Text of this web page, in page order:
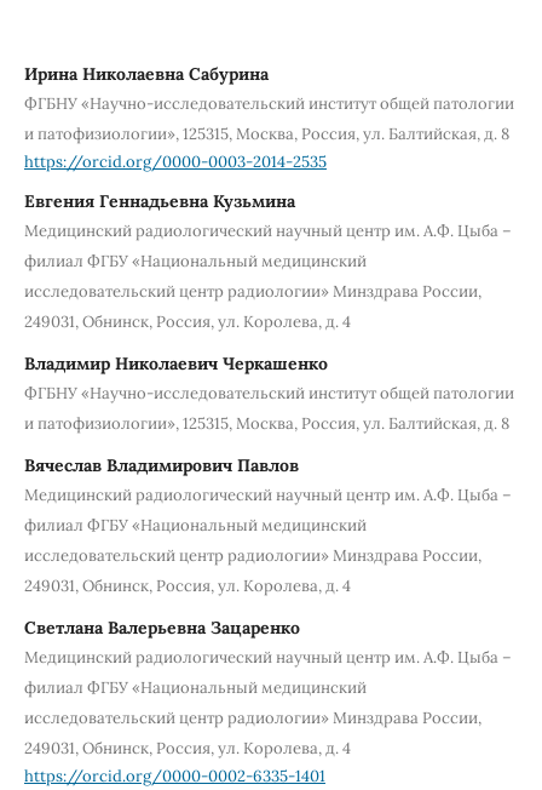
Ирина Николаевна Сабурина
ФГБНУ «Научно-исследовательский институт общей патологии
и патофизиологии», 125315, Москва, Россия, ул. Балтийская, д. 8
https://orcid.org/0000-0003-2014-2535
Евгения Геннадьевна Кузьмина
Медицинский радиологический научный центр им. А.Ф. Цыба –
филиал ФГБУ «Национальный медицинский
исследовательский центр радиологии» Минздрава России,
249031, Обнинск, Россия, ул. Королева, д. 4
Владимир Николаевич Черкашенко
ФГБНУ «Научно-исследовательский институт общей патологии
и патофизиологии», 125315, Москва, Россия, ул. Балтийская, д. 8
Вячеслав Владимирович Павлов
Медицинский радиологический научный центр им. А.Ф. Цыба –
филиал ФГБУ «Национальный медицинский
исследовательский центр радиологии» Минздрава России,
249031, Обнинск, Россия, ул. Королева, д. 4
Светлана Валерьевна Зацаренко
Медицинский радиологический научный центр им. А.Ф. Цыба –
филиал ФГБУ «Национальный медицинский
исследовательский центр радиологии» Минздрава России,
249031, Обнинск, Россия, ул. Королева, д. 4
https://orcid.org/0000-0002-6335-1401